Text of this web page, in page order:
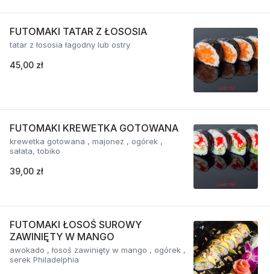
FUTOMAKI TATAR Z ŁOSOSIA
tatar z łososia łagodny lub ostry
45,00 zł
FUTOMAKI KREWETKA GOTOWANA
krewetka gotowana , majonez , ogórek ,
sałata, tobiko
39,00 zł
FUTOMAKI ŁOSOŚ SUROWY
ZAWINIĘTY W MANGO
awokado , łosoś zawinięty w mango , ogórek ,
serek Philadelphia